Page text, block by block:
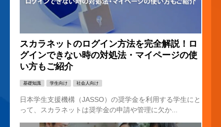
スカラネットのログイン方法を完全解説！ロ
グインできない時の対処法・マイページの使
い方もご紹介
基礎知識 学生向け 社会人向け
日本学生支援機構（JASSO）の奨学金を利用する学生にと
って、スカラネットは奨学金の申請や管理に欠か...